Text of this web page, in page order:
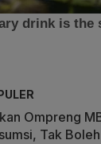
Ompreng
Tak